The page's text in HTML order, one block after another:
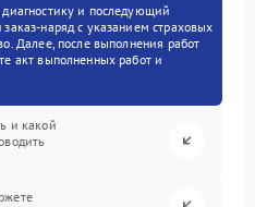
и последующий
наряд с указанием страховых
Далее, после выполнения работ
акт выполненных работ и
и какой